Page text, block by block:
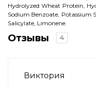
Hydrolyzed Wheat Protein,
Sodium Benzoate, Potassium
Salicylate, Limonene.
Отзывы 4
Виктория